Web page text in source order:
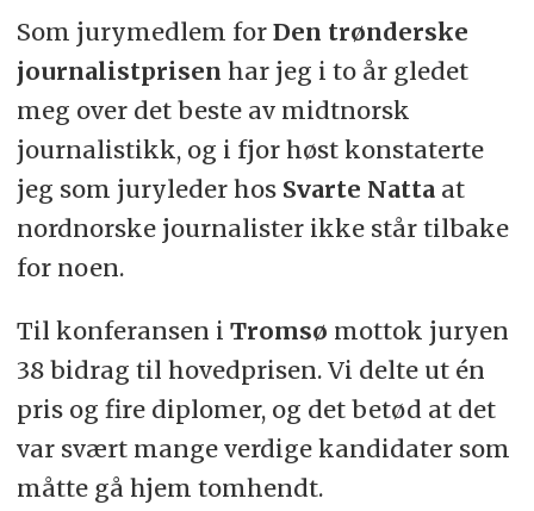
ukepresse, nærradio, lokal-TV og
nyhetsbyrå, er utdannet
cand.polit/medieviter og er i dag
førstelektor i organisasjon og ledelse
ved Handelshøgskolen
UiT , Det
arktiske universitet
, Campus
Michalsen har gitt ut en rekke bøker,
blant demKomma
(2014) og i 2017
kom
Skriv bedre
ut på Spartacus
forlag.
Som jurymedlem for Den trønderske
journalistprisen har jeg i to år gledet
meg over det beste av midtnorsk
journalistikk, og i fjor høst konstaterte
jeg som juryleder hos Svarte Nattaat
nordnorske journalister ikke står tilbake
for noen.
Til konferansen i Tromsø mottok juryen
38 bidrag til hovedprisen. Vi delte ut én
pris og fire diplomer, og det betød at det
var svært mange verdige kandidater som
måtte gå hjem tomhendt.